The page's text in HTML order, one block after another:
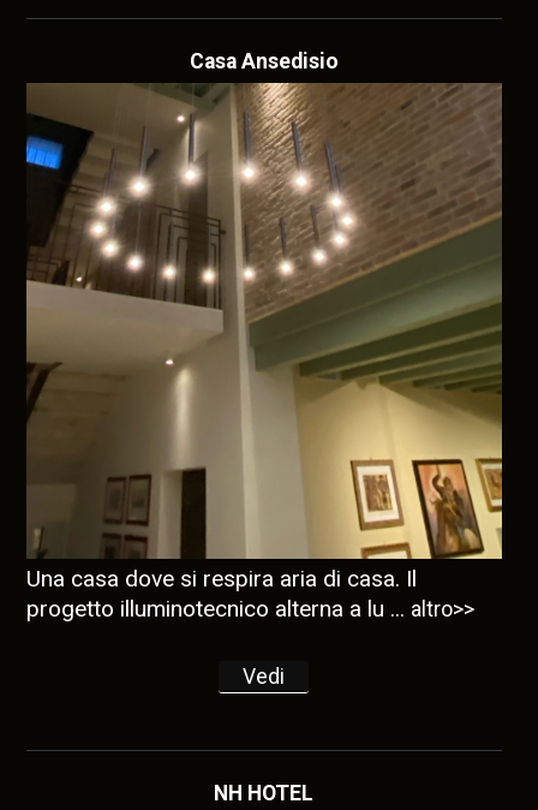
Casa Ansedisio
Una casa dove si respira aria di casa. Il
progetto illuminotecnico alterna a lu ... altro>>
Vedi
NH HOTEL